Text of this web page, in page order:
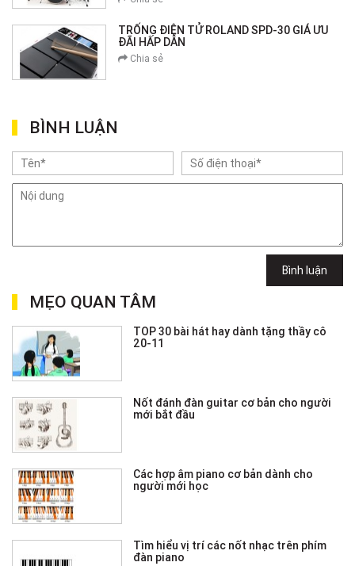
TRỐNG ĐIỆN TỬ ROLAND SPD-30 GIÁ ƯU
ĐÃI HẤP DẪN
Chia sẻ
BÌNH LUẬN
Bình luận
MẸO QUAN TÂM
TOP 30 bài hát hay dành tặng thầy cô
20-11
Nốt đánh đàn guitar cơ bản cho người
mới bắt đầu
Các hợp âm piano cơ bản dành cho
người mới học
Tìm hiểu vị trí các nốt nhạc trên phím
đàn piano